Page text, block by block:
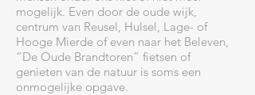
mogelijk. Even door de oude wijk,
centrum van Reusel, Hulsel, Lage- of
Hooge Mierde of even naar het Beleven,
“De Oude Brandtoren” fietsen of
genieten van de natuur is soms een
onmogelijke opgave.